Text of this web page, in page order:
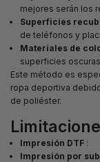
mejores serán los
Superficies
de teléfonos y
Materiales de
superficies
Este método es
ropa deportiva
de poliéster.
Impresión DTF :
Impresión por